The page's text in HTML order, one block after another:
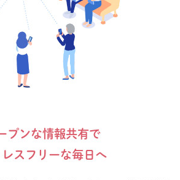
プンな情報共有で
レスフリーな毎日へ